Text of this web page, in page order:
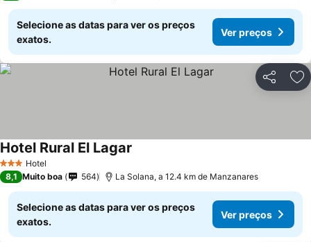
Selecione as datas para ver os preços
exatos.
Ver preços
Partilhar
3 EstrelasHotel
Hotel Rural El Lagar
8,1 Muito boa 564 La Solana, a 12.4 km de Manzanares
Selecione as datas para ver os preços
exatos.
Ver preços